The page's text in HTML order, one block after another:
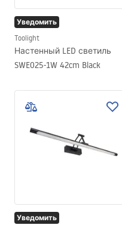
Уведомить
Toolight
Настенный LED светиль
SWE025-1W 42cm Black
Уведомить